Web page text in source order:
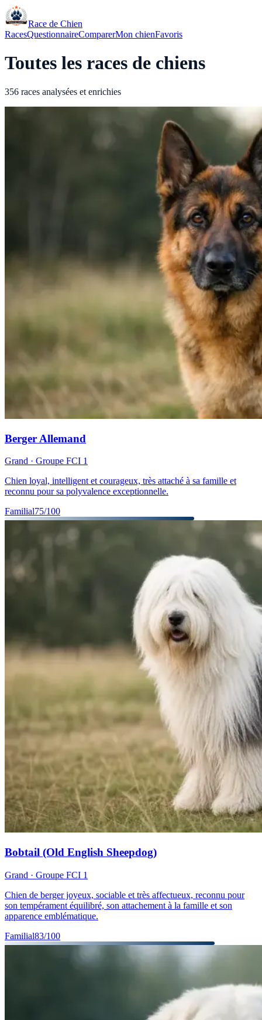
Race de Chien
RacesQuestionnaireComparerMon chienFavoris
Toutes les races de chiens
356 races analysées et enrichies
Berger Allemand
Grand · Groupe FCI 1
Chien loyal, intelligent et courageux, très attaché à sa famille et
reconnu pour sa polyvalence exceptionnelle.
Familial75/100
Bobtail (Old English Sheepdog)
Grand · Groupe FCI 1
Chien de berger joyeux, sociable et très affectueux, reconnu pour
son tempérament équilibré, son attachement à la famille et son
apparence emblématique.
Familial83/100